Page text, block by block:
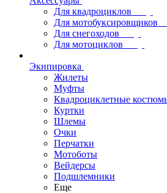
Для квадроциклов
Для мотобуксировщиков
Для снегоходов
Для мотоциклов
Экипировка
Жилеты
Муфты
Квадроциклетные
Куртки
Шлемы
Очки
Перчатки
Мотоботы
Вейдерсы
Подшлемники
Еще